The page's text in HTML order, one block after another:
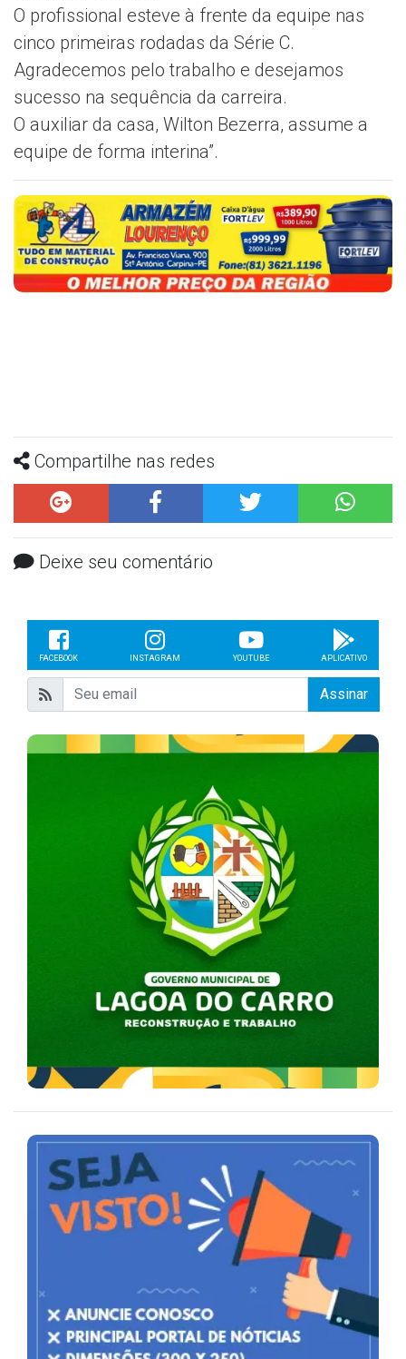
O profissional esteve à frente da equipe nas
cinco primeiras rodadas da Série C.
Agradecemos pelo trabalho e desejamos
sucesso na sequência da carreira.
O auxiliar da casa, Wilton Bezerra, assume a
equipe de forma interina”.
Compartilhe nas redes
Deixe seu comentário
FACEBOOK INSTAGRAM YOUTUBE APLICATIVO
Assinar